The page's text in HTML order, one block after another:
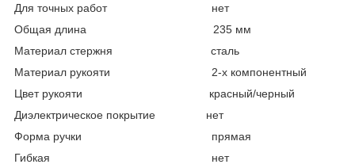
Для точных работ нет
Общая длина 235 мм
Материал стержня сталь
Материал рукояти 2-х компонентный
Цвет рукояти красный/черный
Диэлектрическое покрытие нет
Форма ручки прямая
Гибкая нет